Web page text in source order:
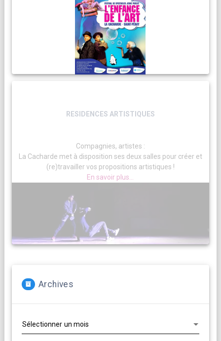
RESIDENCES ARTISTIQUES
Compagnies, artistes :
La Cacharde met à disposition ses deux salles pour créer et
(re)travailler vos propositions artistiques !
En savoir plus...
Archives